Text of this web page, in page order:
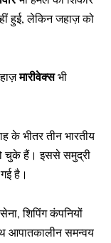
हुई, लेकिन जहाज़ को
मारीवेक्सभी
के भीतर तीन भारतीय
चुके हैं। इससे समुद्री
है।
शिपिंग कंपनियों
आपातकालीन समन्वय